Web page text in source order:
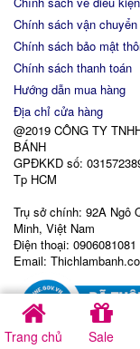
Chính sách vận
Chính sách bảo mật
Chính sách thanh toán
Hướng dẫn mua hàng
Địa chỉ cửa hàng
@2019 CÔNG TY
BÁNH
GPĐKKD số:
Tp HCM
Trụ sở chính: 92A Ngô
Minh, Việt Nam
Điện thoại: 0906081081
Email:
Trang chủ Sale